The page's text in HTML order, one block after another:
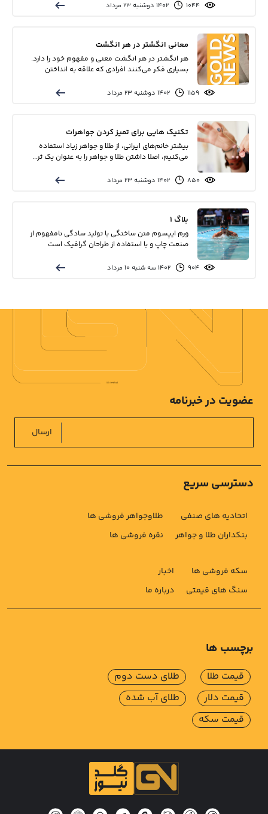
۱۴۰۲ دوشنبه ۲۳ مرداد
معانی انگشتر در هر انگشت
هر انگشتر در هر انگشت معنی و مفهوم خود را دارد.
بسیاری فکر می‌کنند افرادی که علاقه به انداختن
۱۴۰۲ دوشنبه ۲۳ مرداد
تکنیک هایی برای تمیز کردن جواهرات
بیشتر خانم‌های ایرانی، از طلا و جواهر زیاد استفاده
می‌کنیم، اصلا داشتن طلا و جواهر را به عنوان یک ثر...
۱۴۰۲ دوشنبه ۲۳ مرداد
بلاگ 1
ورم ایپسوم متن ساختگی با تولید سادگی نامفهوم از
صنعت چاپ و با استفاده از طراحان گرافیک است
۱۴۰۲ سه شنبه ۱۰ مرداد
دسترسی سریع
اتحادیه های صنفی
بنکداران طلا و جواهر
طلاوجواهر فروشی ها
نقره فروشی ها
سکه فروشی ها
سنگ های قیمتی
اخبار
درباره ما
عضویت در خبرنامه
ارسال
برچسب ها
قیمت طلا
قیمت دلار
قیمت سکه
طلای دست دوم
طلای آب شده